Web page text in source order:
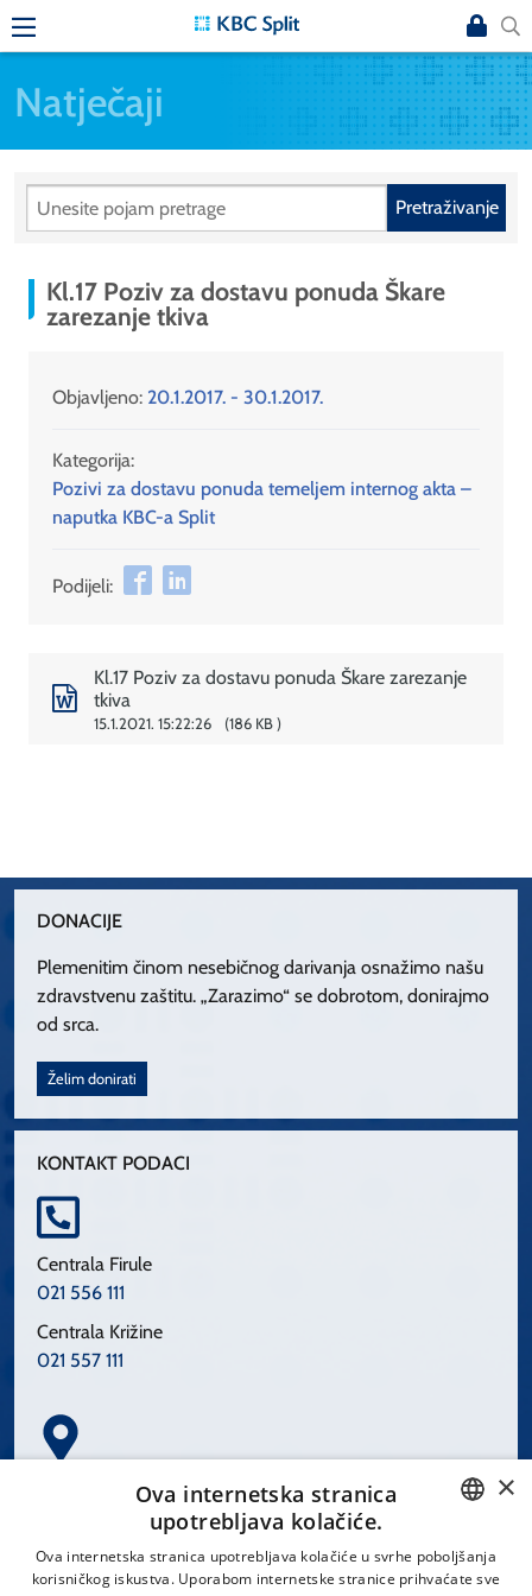
Natječaji
Pretraživanje
Kl.17 Poziv za dostavu ponuda Škare
zarezanje tkiva
Objavljeno: 20.1.2017. - 30.1.2017.
Kategorija:
Pozivi za dostavu ponuda temeljem internog akta –
naputka KBC-a Split
Podijeli:
Kl.17 Poziv za dostavu ponuda Škare zarezanje
tkiva
15.1.2021. 15:22:26 186 KB
DONACIJE
Plemenitim činom nesebičnog darivanja osnažimo našu
zdravstvenu zaštitu. „Zarazimo“ se dobrotom, donirajmo
od srca.
Želim donirati
KONTAKT PODACI
Centrala Firule
021 556 111
Centrala Križine
021 557 111
Spinčićeva 1, 21000 Split
CROATIAN
×
Ova internetska stranica
upotrebljava kolačiće.
Ova internetska stranica upotrebljava kolačiće u svrhe poboljšanja
korisničkog iskustva. Uporabom internetske stranice prihvaćate sve